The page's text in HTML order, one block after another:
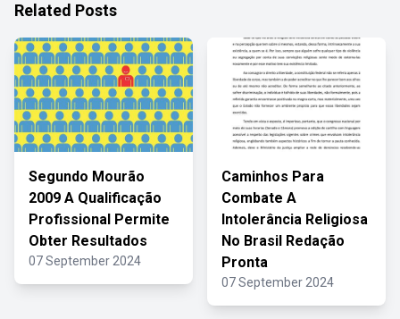
Related Posts
Segundo Mourão
2009 A Qualificação
Profissional Permite
Obter Resultados
07 September 2024
Caminhos Para
Combate A
Intolerância Religiosa
No Brasil Redação
Pronta
07 September 2024